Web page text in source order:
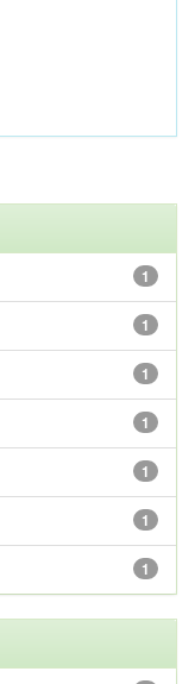
1
1
1
1
1
1
1